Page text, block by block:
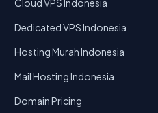
Cloud VPS Indonesia
Dedicated VPS Indonesia
Hosting Murah Indonesia
Mail Hosting Indonesia
Domain Pricing